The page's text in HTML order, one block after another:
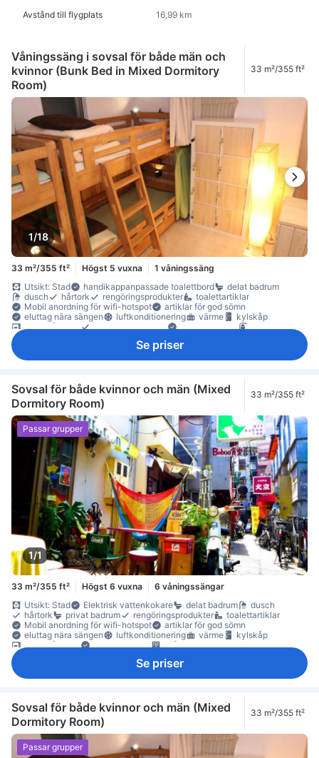
Avstånd till flygplats 16,99 km
Våningssäng i sovsal för både män och
kvinnor (Bunk Bed in Mixed Dormitory
Room)
33 m²/355 ft²
1/18
33 m²/355 ft² Högst 5 vuxna
1 våningssäng
Utsikt: Stad
handikappanpassade toalettbord
delat badrum
dusch
hårtork rengöringsprodukter
toalettartiklar
Mobil anordning för wifi-hotspot
artiklar för god sömn
eluttag nära sängen
luftkonditionering värme
kylskåp
mikrovågsugn
Se priser
Sovsal för både kvinnor och män (Mixed
Dormitory Room)
33 m²/355 ft²
1/1
Passar grupper
33 m²/355 ft² Högst 6 vuxna
6 våningssängar
Utsikt: Stad
Elektrisk vattenkokare delat badrum
dusch
hårtork
privat badrum rengöringsprodukter
toalettartiklar
Mobil anordning för wifi-hotspot
artiklar för god sömn
eluttag nära sängen
luftkonditionering värme
kylskåp
mikrovågsugn
skåp
Se priser
Sovsal för både kvinnor och män (Mixed
Dormitory Room)
33 m²/355 ft²
Passar grupper